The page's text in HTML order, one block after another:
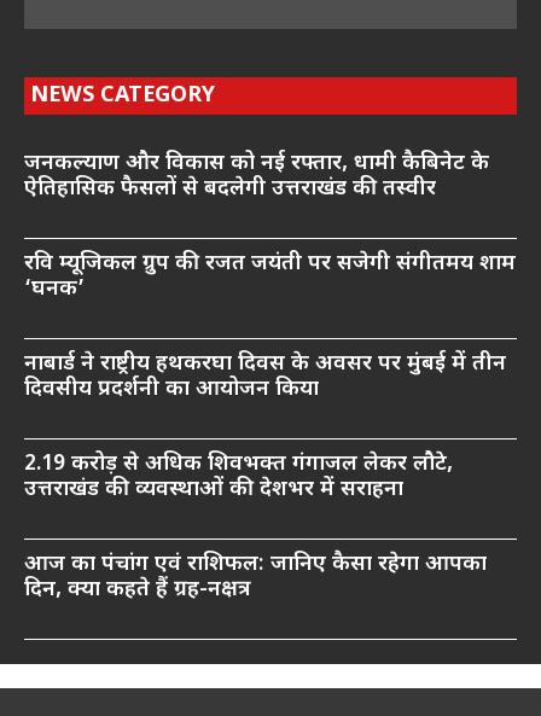
NEWS CATEGORY
जनकल्याण और विकास को नई रफ्तार, धामी कैबिनेट के
ऐतिहासिक फैसलों से बदलेगी उत्तराखंड की तस्वीर
रवि म्यूजिकल ग्रुप की रजत जयंती पर सजेगी संगीतमय शाम
‘घनक’
नाबार्ड ने राष्ट्रीय हथकरघा दिवस के अवसर पर मुंबई में तीन
दिवसीय प्रदर्शनी का आयोजन किया
2.19 करोड़ से अधिक शिवभक्त गंगाजल लेकर लौटे,
उत्तराखंड की व्यवस्थाओं की देशभर में सराहना
आज का पंचांग एवं राशिफल: जानिए कैसा रहेगा आपका
दिन, क्या कहते हैं ग्रह-नक्षत्र